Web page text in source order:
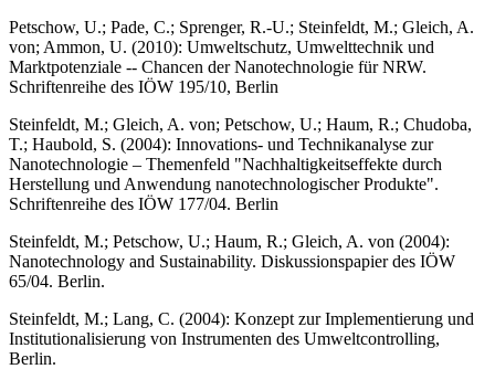
Petschow, U.; Pade, C.; Sprenger, R.-U.; Steinfeldt, M.; Gleich, A.
von; Ammon, U. (2010): Umweltschutz, Umwelttechnik und
Marktpotenziale -- Chancen der Nanotechnologie für NRW.
Schriftenreihe des IÖW 195/10, Berlin
Steinfeldt, M.; Gleich, A. von; Petschow, U.; Haum, R.; Chudoba,
T.; Haubold, S. (2004): Innovations- und Technikanalyse zur
Nanotechnologie – Themenfeld "Nachhaltigkeitseffekte durch
Herstellung und Anwendung nanotechnologischer Produkte".
Schriftenreihe des IÖW 177/04. Berlin
Steinfeldt, M.; Petschow, U.; Haum, R.; Gleich, A. von (2004):
Nanotechnology and Sustainability. Diskussionspapier des IÖW
65/04. Berlin.
Steinfeldt, M.; Lang, C. (2004): Konzept zur Implementierung und
Institutionalisierung von Instrumenten des Umweltcontrolling,
Berlin.